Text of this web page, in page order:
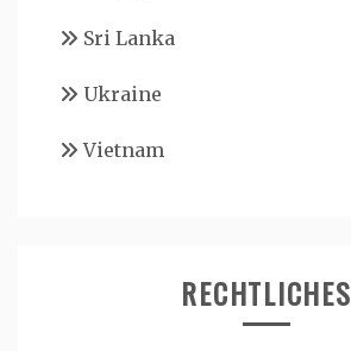
Sri Lanka
Ukraine
Vietnam
RECHTLICHES